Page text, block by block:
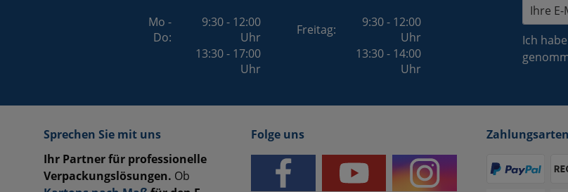
Mo -
Do:
9:30 - 12:00
Uhr
Freitag:
9:30 - 12:00
Uhr
13:30 - 17:00
Uhr
13:30 - 14:00
Uhr
Ich
Sprechen Sie mit uns
Ihr Partner für professionelle
Verpackungslösungen. Ob
Folge uns Zahlungsarten